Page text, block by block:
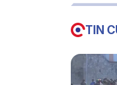
TIN